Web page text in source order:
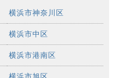
横浜市神奈川区
横浜市中区
横浜市港南区
横浜市旭区